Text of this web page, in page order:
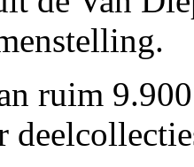
ruim